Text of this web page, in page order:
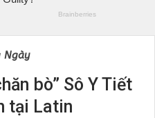
Ngày
bò” Sô Y Tiết
tại Latin